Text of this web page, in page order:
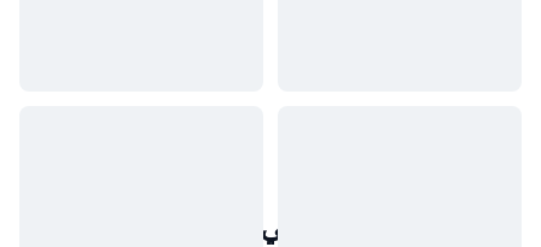
أصول العالم الحقيقي الشائعة